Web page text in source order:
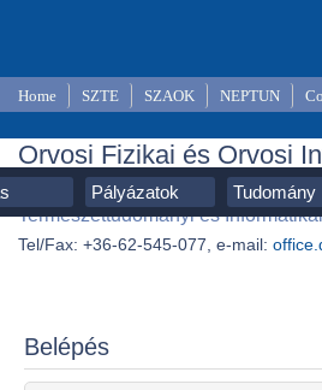
Home SZTE SZAOK NEPTUN
Orvosi Fizikai és Orvosi
SZTE, Szent-Györgyi Albert
Természettudományi és
Tel/Fax: +36-62-545-077, e-mail:
Pályázatok Tudomány
Belépés